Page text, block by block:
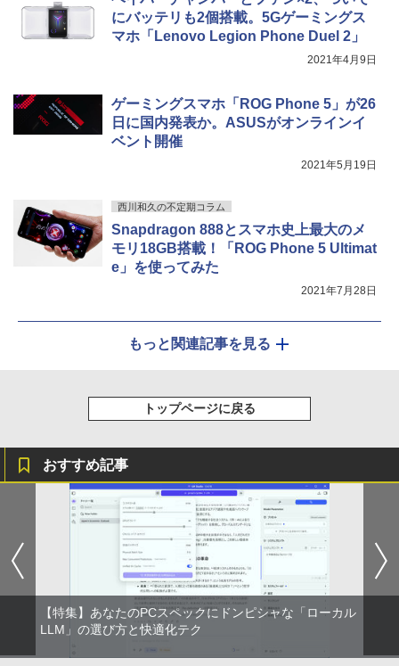
￥12,936
Xiaomi シャオミ REDMI Buds 8 Lite ワイヤ
￥3,480
￥250
ベルレス 650mlPET×24本
￥2,009
￥810
にバッテリも2個搭載。5Gゲーミングス
マホ「Lenovo Legion Phone Duel 2」
2021年4月9日
ゲーミングスマホ「ROG Phone 5」が26
日に国内発表か。ASUSがオンラインイ
ベント開催
2021年5月19日
西川和久の不定期コラム
Snapdragon 888とスマホ史上最大のメ
モリ18GB搭載！「ROG Phone 5 Ultimat
e」を使ってみた
2021年7月28日
もっと関連記事を見る
トップページに戻る
おすすめ記事
【特集】あなたのPCスペックにドンピシャな「ローカル
LLM」の選び方と快適化テク